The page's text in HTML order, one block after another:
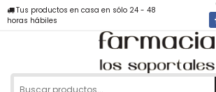
Tus productos en casa en sólo 24 - 48
horas hábiles